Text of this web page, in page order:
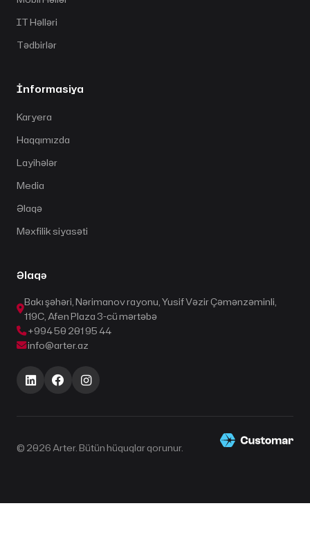
IT Həlləri
Tədbirlər
İnformasiya
Karyera
Haqqımızda
Layihələr
Media
Əlaqə
Məxfilik siyasəti
Əlaqə
Bakı şəhəri, Nərimanov rayonu, Yusif Vəzir Çəmənzəminli,
119C, Afen Plaza 3-cü mərtəbə
+994 50 201 95 44
info@arter.az
© 2026 Arter. Bütün hüquqlar qorunur.